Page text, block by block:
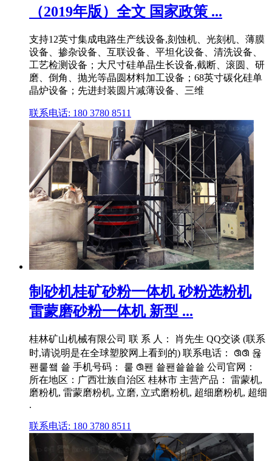
（2019年版）全文 国家政策 ...
支持12英寸集成电路生产线设备,刻蚀机、光刻机、薄膜
设备、掺杂设备、互联设备、平坦化设备、清洗设备、
工艺检测设备；大尺寸硅单晶生长设备,截断、滚圆、研
磨、倒角、抛光等晶圆材料加工设备；68英寸碳化硅单
晶炉设备；先进封装圆片减薄设备、三维
联系电话: 180 3780 8511
制砂机桂矿砂粉一体机 砂粉选粉机
雷蒙磨砂粉一体机 新型 ...
桂林矿山机械有限公司 联 系 人： 肖先生 QQ交谈 (联系
时,请说明是在全球塑胶网上看到的) 联系电话： ꢐꢐ 윦
퐨뤁쐨 쑡 手机号码： 뤁 ꢐ퐨 쑡퐨쑡쑡쑡 公司官网：
所在地区：广西壮族自治区 桂林市 主营产品： 雷蒙机,
磨粉机, 雷蒙磨粉机, 立磨, 立式磨粉机, 超细磨粉机, 超细
.
联系电话: 180 3780 8511